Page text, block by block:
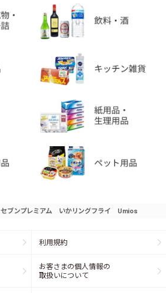
セブンプレミアム いかリングフライ Umios
利用規約
お客さまの個人情報の
取扱いについて